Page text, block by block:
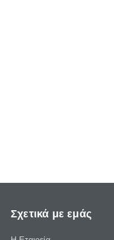
Σχετικά με εμάς